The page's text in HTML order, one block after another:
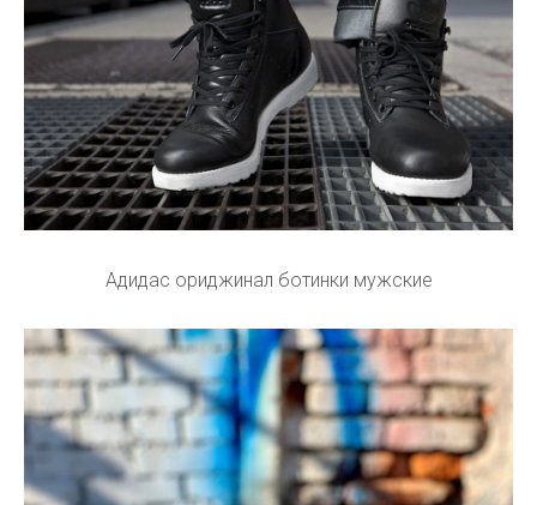
Адидас ориджинал ботинки мужские